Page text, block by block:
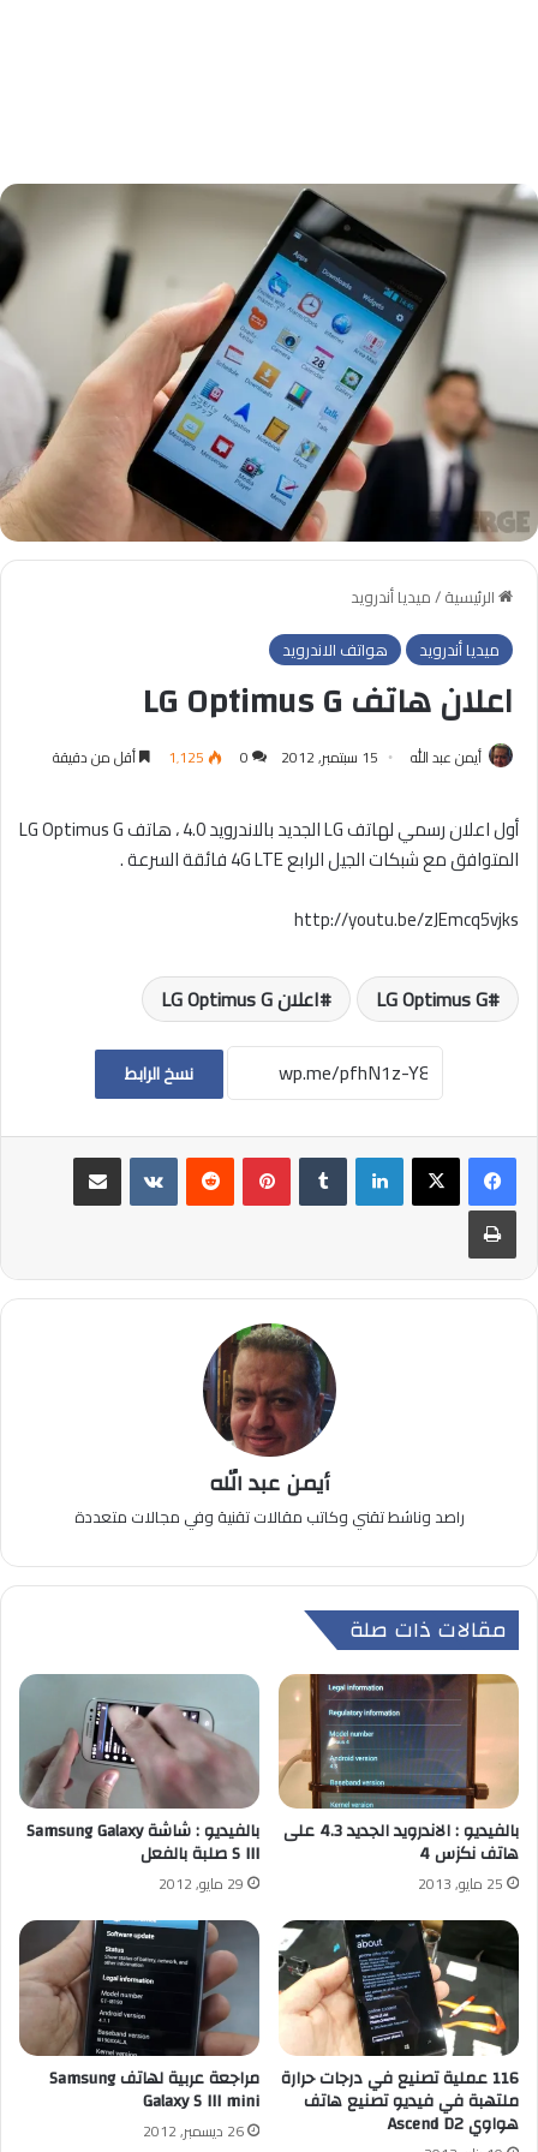
الرئيسية/ميديا أندرويد
ميديا أندرويد
هواتف الاندرويد
اعلان هاتف LG Optimus G
أيمن عبد الله 15 سبتمبر, 2012 0 1٬125 أقل من دقيقة
أول اعلان رسمي لهاتف LG الجديد بالاندرويد 4.0 ، هاتف LG Optimus G
المتوافق مع شبكات الجيل الرابع 4G LTE فائقة السرعة .
http://youtu.be/zJEmcq5vjks
LG Optimus G اعلان LG Optimus G
نسخ الرابط
لينكدإن بينتيريست
مشاركة عبر البريد
طباعة
أيمن عبد الله
راصد وناشط تقني وكاتب مقالات تقنية وفي مجالات متعددة
مقالات ذات صلة
بالفيديو : الاندرويد الجديد 4.3 على
هاتف نكزس 4
25 مايو, 2013
بالفيديو : شاشة Samsung Galaxy
S III صلبة بالفعل
29 مايو, 2012
116 عملية تصنيع في درجات حرارة
ملتهبة في فيديو تصنيع هاتف
هواوي Ascend D2
مراجعة عربية لهاتف Samsung
Galaxy S III mini
26 ديسمبر, 2012